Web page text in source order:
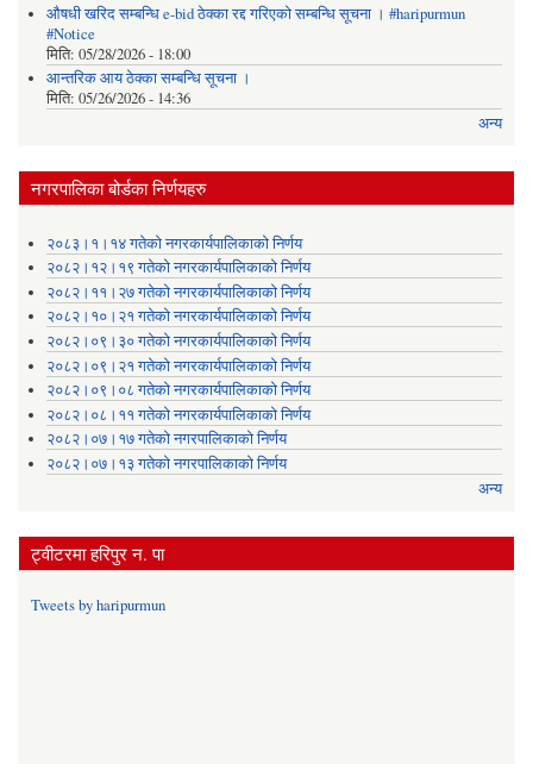
औषधी खरिद सम्बन्धि e-bid ठेक्का रद्द गरिएको सम्बन्धि सूचना । #haripurmun
#Notice
मिति: 05/28/2026 - 18:00
आन्तरिक आय ठेक्का सम्बन्धि सूचना ।
मिति: 05/26/2026 - 14:36
अन्य
नगरपालिका बोर्डका निर्णयहरु
२०८३।१।१४ गतेको नगरकार्यपालिकाको निर्णय
२०८२।१२।१९ गतेको नगरकार्यपालिकाको निर्णय
२०८२।११।२७ गतेको नगरकार्यपालिकाको निर्णय
२०८२।१०।२१ गतेको नगरकार्यपालिकाको निर्णय
२०८२।०९।३० गतेको नगरकार्यपालिकाको निर्णय
२०८२।०९।२१ गतेको नगरकार्यपालिकाको निर्णय
२०८२।०९।०८ गतेको नगरकार्यपालिकाको निर्णय
२०८२।०८।११ गतेको नगरकार्यपालिकाको निर्णय
२०८२।०७।१७ गतेको नगरपालिकाको निर्णय
२०८२।०७।१३ गतेको नगरपालिकाको निर्णय
अन्य
ट्वीटरमा हरिपुर न. पा
Tweets by haripurmun